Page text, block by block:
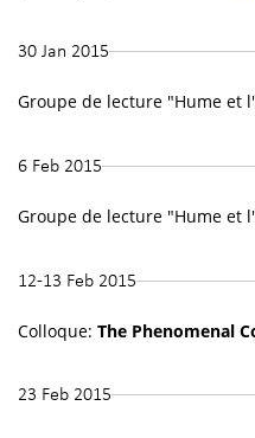
30 Jan 2015
Groupe de lecture "Hume et
6 Feb 2015
Groupe de lecture "Hume et
12-13 Feb 2015
Colloque: The Phenomenal
23 Feb 2015